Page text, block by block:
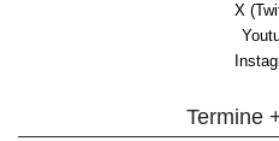
X
Termine